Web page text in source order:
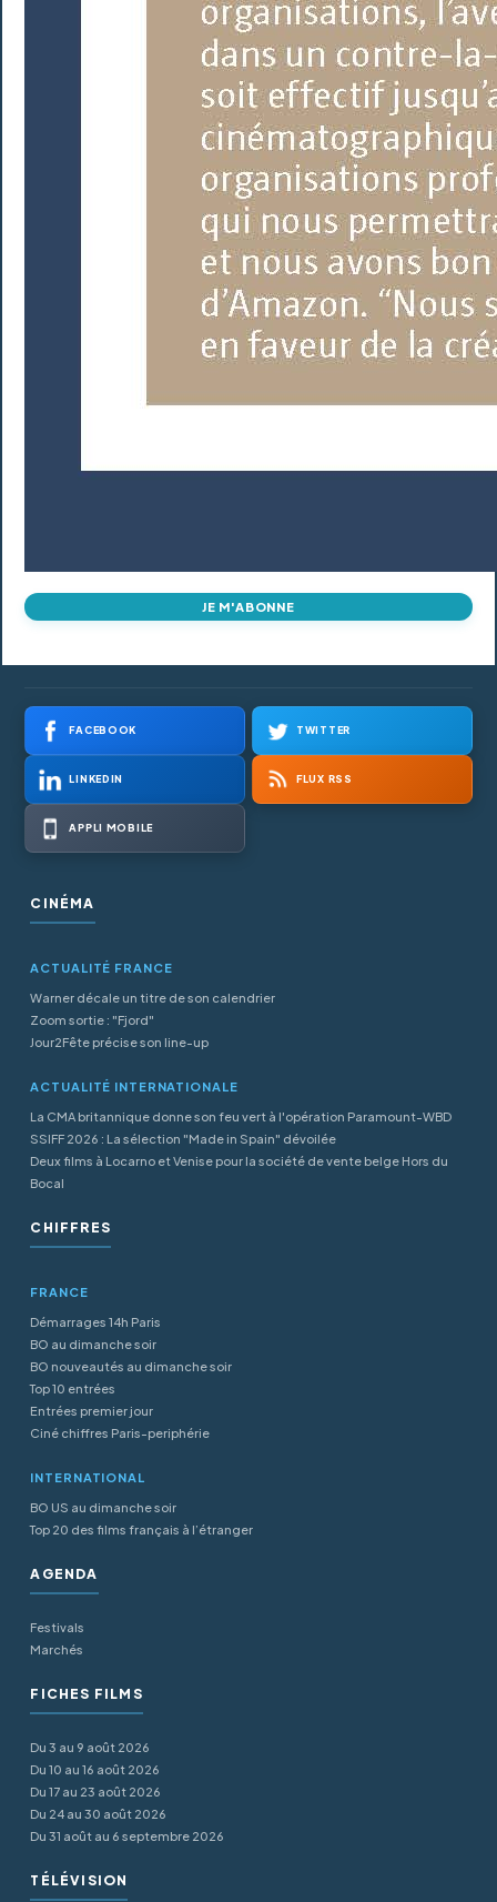
JE M'ABONNE
FACEBOOK TWITTER
LINKEDIN FLUX RSS
APPLI MOBILE
CINÉMA
ACTUALITÉ FRANCE
Warner décale un titre de son calendrier
Zoom sortie : "Fjord"
Jour2Fête précise son line-up
ACTUALITÉ INTERNATIONALE
La CMA britannique donne son feu vert à l'opération Paramount-WBD
SSIFF 2026 : La sélection "Made in Spain" dévoilée
Deux films à Locarno et Venise pour la société de vente belge Hors du
Bocal
CHIFFRES
FRANCE
Démarrages 14h Paris
BO au dimanche soir
BO nouveautés au dimanche soir
Top 10 entrées
Entrées premier jour
Ciné chiffres Paris-periphérie
INTERNATIONAL
BO US au dimanche soir
Top 20 des films français à l’étranger
AGENDA
Festivals
Marchés
FICHES FILMS
Du 3 au 9 août 2026
Du 10 au 16 août 2026
Du 17 au 23 août 2026
Du 24 au 30 août 2026
Du 31 août au 6 septembre 2026
TÉLÉVISION